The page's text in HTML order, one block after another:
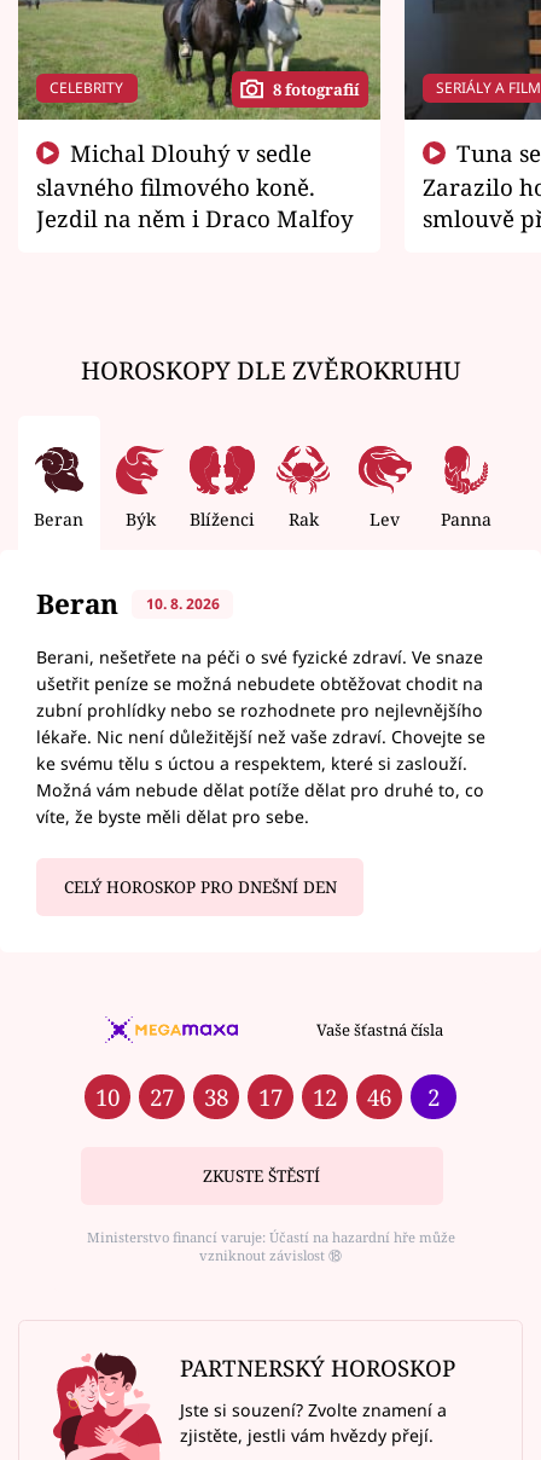
CELEBRITY 8 fotografií
slavného filmového koně.
Jezdil na něm i Draco Malfoy
SERIÁLY A
Zarazilo
smlouvě
HOROSKOPY DLE ZVĚROKRUHU
Beran Býk Blíženci Rak Lev Panna
Beran 10. 8. 2026
Berani, nešetřete na péči o své fyzické zdraví. Ve snaze
ušetřit peníze se možná nebudete obtěžovat chodit na
zubní prohlídky nebo se rozhodnete pro nejlevnějšího
lékaře. Nic není důležitější než vaše zdraví. Chovejte se
ke svému tělu s úctou a respektem, které si zaslouží.
Možná vám nebude dělat potíže dělat pro druhé to, co
víte, že byste měli dělat pro sebe.
CELÝ HOROSKOP PRO DNEŠNÍ DEN
Vaše šťastná čísla
10 27 38 17 12 46 2
ZKUSTE ŠTĚSTÍ
Ministerstvo financí varuje: Účastí na hazardní hře může
vzniknout závislost ⑱
PARTNERSKÝ HOROSKOP
Jste si souzení? Zvolte znamení a
zjistěte, jestli vám hvězdy přejí.